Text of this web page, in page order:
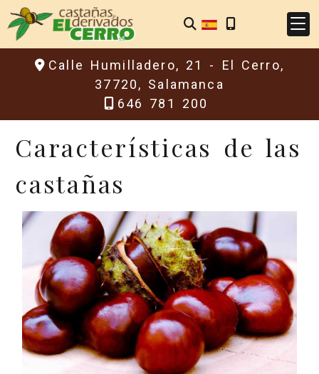
Calle Humilladero, 21 - El Cerro,
37720, Salamanca
646 781 200
Características de las
castañas